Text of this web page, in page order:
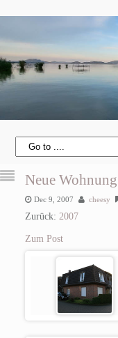
Neue Wohnung
Dec 9, 2007 cheesy
Zurück: 2007
Zum Post